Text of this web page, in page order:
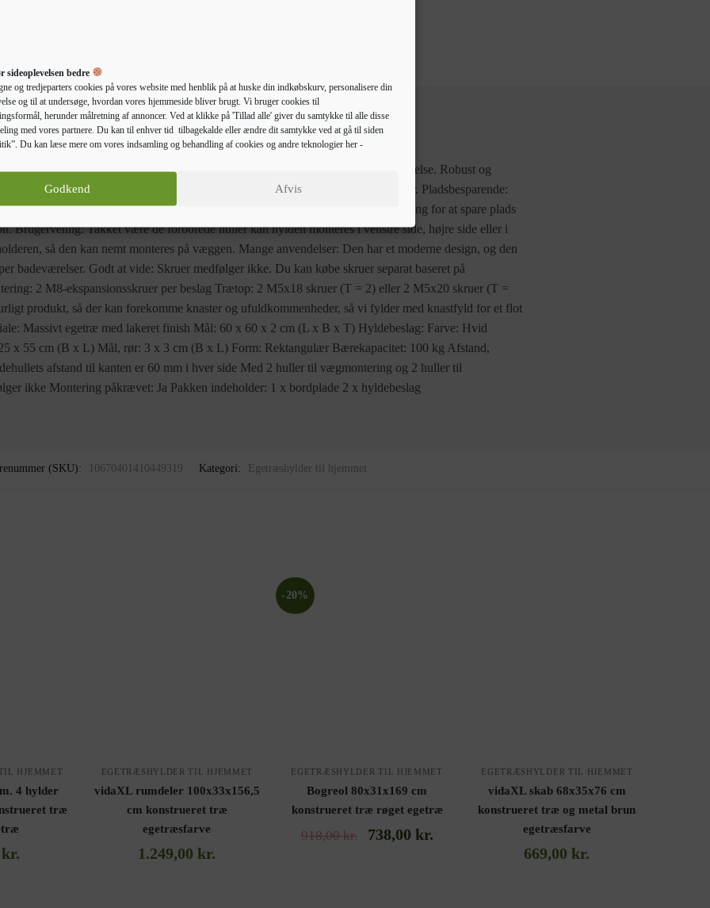
sideoplevelsen bedre
og tredjeparters cookies på vores website med henblik på at huske din indkøbskurv, personalisere din
og til at undersøge, hvordan vores hjemmeside bliver brugt. Vi bruger cookies til
herunder målretning af annoncer. Ved at klikke på 'Tillad alle' giver du samtykke til alle disse
med vores partnere. Du kan til enhver tid tilbagekalde eller ændre dit samtykke ved at gå til siden
Du kan læse mere om vores indsamling og behandling af cookies og andre teknologier her -
Godkend Afvis
Beskrivelse Yderligere information
sikkert på væggen. Det er en elegant og pladsbesparende løsning til dit badeværelse. Robust og
stålstruktur og en top i massivt egetræ, så den er robust, stabil og langtidsholdbar. Pladsbesparende:
af cremer og andre småting. Du kan ophænge håndklæder eller andre ting for at spare plads
Brugervenlig: Takket være de forborede huller kan hylden monteres i venstre side, højre side eller i
så den kan nemt monteres på væggen. Mange anvendelser: Den har et moderne design, og den
badeværelser. Godt at vide: Skruer medfølger ikke. Du kan købe skruer separat baseret på
2 M8-ekspansionsskruer per beslag Trætop: 2 M5x18 skruer (T = 2) eller 2 M5x20 skruer (T =
produkt, så der kan forekomme knaster og ufuldkommenheder, så vi fylder med knastfyld for et flot
Massivt egetræ med lakeret finish Mål: 60 x 60 x 2 cm (L x B x T) Hyldebeslag: Farve: Hvid
x 55 cm (B x L) Mål, rør: 3 x 3 cm (B x L) Form: Rektangulær Bærekapacitet: 100 kg Afstand,
afstand til kanten er 60 mm i hver side Med 2 huller til vægmontering og 2 huller til
ikke Montering påkrævet: Ja Pakken indeholder: 1 x bordplade 2 x hyldebeslag
(SKU): 10670401410449319 Kategori: Egetræshylder til hjemmet
HJEMMET
4 hylder
træ
kr.
EGETRÆSHYLDER TIL HJEMMET
vidaXL rumdeler 100x33x156,5
cm konstrueret træ
egetræsfarve
1.249,00 kr.
-20%
EGETRÆSHYLDER TIL HJEMMET
Bogreol 80x31x169 cm
konstrueret træ røget egetræ
918,00kr. 738,00 kr.
EGETRÆSHYLDER TIL HJEMMET
vidaXL skab 68x35x76 cm
konstrueret træ og metal brun
egetræsfarve
669,00 kr.